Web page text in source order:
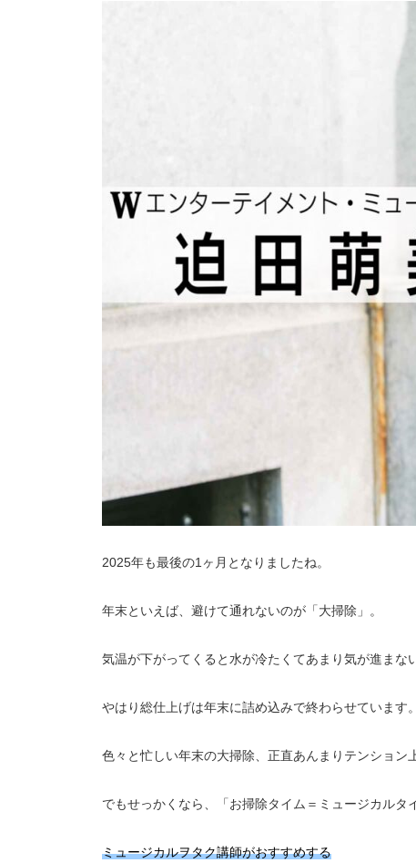
2025年も最後の1ヶ月となりましたね。
年末といえば、避けて通れないのが「大掃除」。
気温が下がってくると水が冷たくてあまり気が進まな
やはり総仕上げは年末に詰め込みで終わらせています。
色々と忙しい年末の大掃除、正直あんまりテンション
でもせっかくなら、「お掃除タイム＝ミュージカルタ
ミュージカルヲタク講師がおすすめする